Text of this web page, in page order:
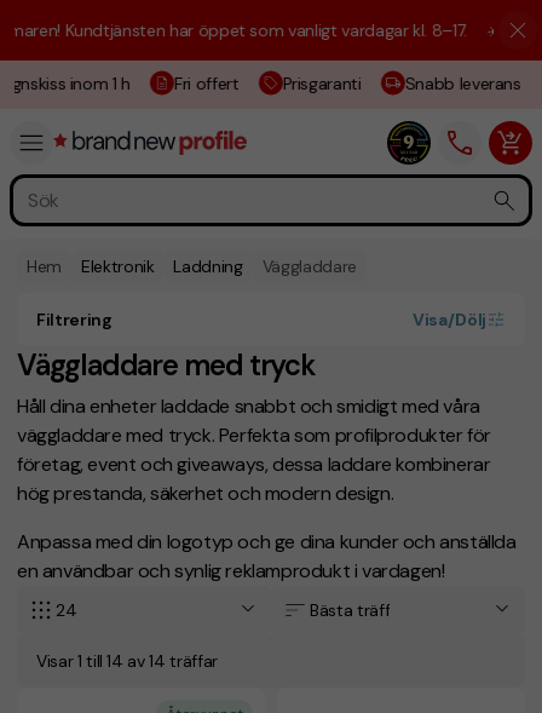
Kundtjänsten har öppet som vanligt vardagar kl. 8–17. ☀️ Vi är här
inom 1 h Fri offert Prisgaranti Snabb leverans
Hem Elektronik Laddning Väggladdare
Väggladdare med tryck
Håll dina enheter laddade snabbt och smidigt med våra
väggladdare med tryck. Perfekta som profilprodukter för
företag, event och giveaways, dessa laddare kombinerar
hög prestanda, säkerhet och modern design.
Anpassa med din logotyp och ge dina kunder och anställda
en användbar och synlig reklamprodukt i vardagen!
Filtrering Visa/Dölj
Visar 1 till 14 av 14 träffar
24 Bästa träff